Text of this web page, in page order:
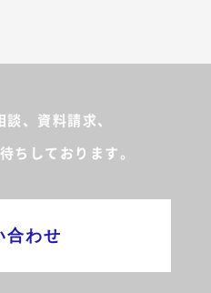
談、資料請求、
ちしております。
合わせ